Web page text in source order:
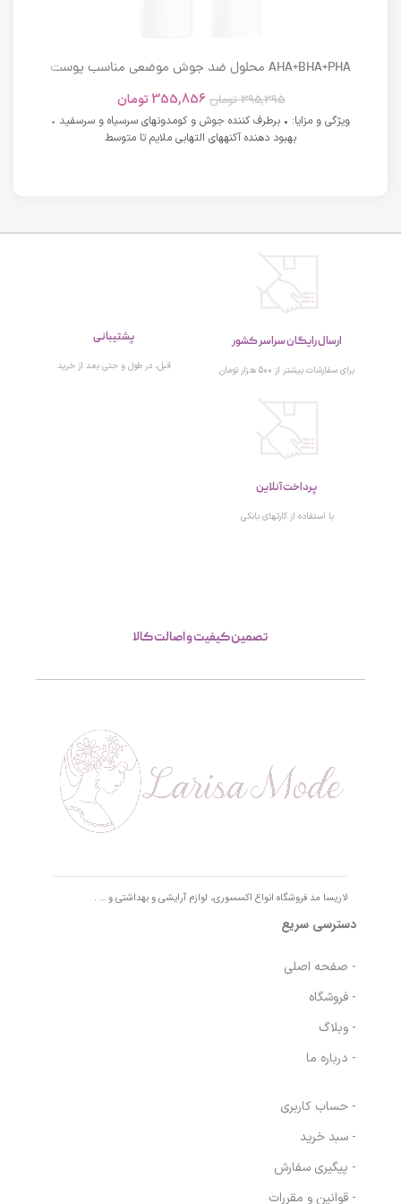
AHA+BHA+PHA محلول ضد جوش موضعی مناسب پوست
395,395 تومان 355,856 تومان
ویژگی و مزایا: • برطرف کننده جوش و کومدونهای سرسیاه و سرسفید •
بهبود دهنده آکنههای التهابی ملایم تا متوسط
ارسال رایگان سراسر کشور
برای سفارشات بیشتر از 500 هزار تومان
پشتیبانی
قبل، در طول و حتی بعد از خرید
پرداخت آنلاین
با استفاده از کارتهای بانکی
تصمین کیفیت و اصالت کالا
لاریسا مد فروشگاه انواع اکسسوری، لوازم آرایشی و بهداشتی و … .
دسترسی سریع
- صفحه اصلی
- فروشگاه
- وبلاگ
- درباره ما
- حساب کاربری
- سبد خرید
- پیگیری سفارش
- قوانین و مقررات